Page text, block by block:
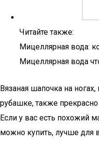
Читайте также:
Мицеллярная вода:
Мицеллярная вода
Вязаная шапочка на
рубашке, также
Если у вас есть похожий
можно купить, лучше для